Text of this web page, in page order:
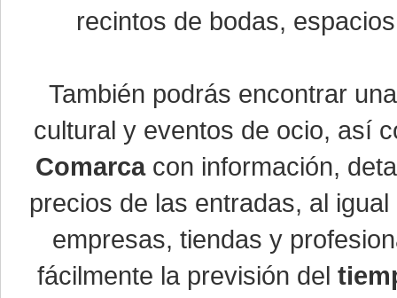
recintos de bodas,
También podrás encontrar
cultural y eventos de ocio, así
Comarcacon información,
precios de las entradas, al
empresas, tiendas y
fácilmente la previsión del